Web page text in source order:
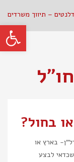
בחול?
בארץ או
לבצע
פתח